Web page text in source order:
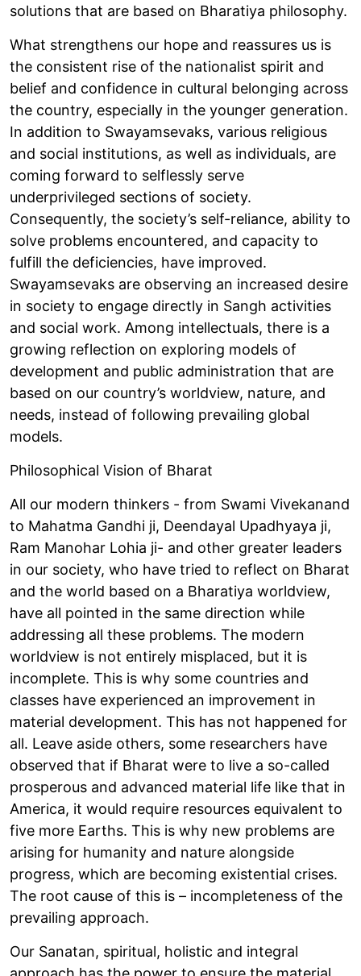
solutions that are based on Bharatiya philosophy.
What strengthens our hope and reassures us is
the consistent rise of the nationalist spirit and
belief and confidence in cultural belonging across
the country, especially in the younger generation.
In addition to Swayamsevaks, various religious
and social institutions, as well as individuals, are
coming forward to selflessly serve
underprivileged sections of society.
Consequently, the society’s self-reliance, ability to
solve problems encountered, and capacity to
fulfill the deficiencies, have improved.
Swayamsevaks are observing an increased desire
in society to engage directly in Sangh activities
and social work. Among intellectuals, there is a
growing reflection on exploring models of
development and public administration that are
based on our country’s worldview, nature, and
needs, instead of following prevailing global
models.
Philosophical Vision of Bharat
All our modern thinkers - from Swami Vivekanand
to Mahatma Gandhi ji, Deendayal Upadhyaya ji,
Ram Manohar Lohia ji- and other greater leaders
in our society, who have tried to reflect on Bharat
and the world based on a Bharatiya worldview,
have all pointed in the same direction while
addressing all these problems. The modern
worldview is not entirely misplaced, but it is
incomplete. This is why some countries and
classes have experienced an improvement in
material development. This has not happened for
all. Leave aside others, some researchers have
observed that if Bharat were to live a so-called
prosperous and advanced material life like that in
America, it would require resources equivalent to
five more Earths. This is why new problems are
arising for humanity and nature alongside
progress, which are becoming existential crises.
The root cause of this is – incompleteness of the
prevailing approach.
Our Sanatan, spiritual, holistic and integral